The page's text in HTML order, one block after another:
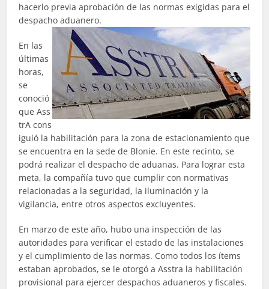
hacerlo previa aprobación de las normas exigidas para el
despacho aduanero.
En las
últimas
horas,
se
conoció
que Ass
trA cons
iguió la habilitación para la zona de estacionamiento que
se encuentra en la sede de Blonie. En este recinto, se
podrá realizar el despacho de aduanas. Para lograr esta
meta, la compañía tuvo que cumplir con normativas
relacionadas a la seguridad, la iluminación y la
vigilancia, entre otros aspectos excluyentes.
En marzo de este año, hubo una inspección de las
autoridades para verificar el estado de las instalaciones
y el cumplimiento de las normas. Como todos los ítems
estaban aprobados, se le otorgó a Asstra la habilitación
provisional para ejercer despachos aduaneros y fiscales.